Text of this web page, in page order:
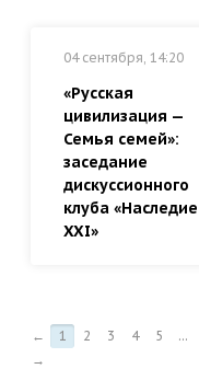
04 сентября, 14:20
«Русская
цивилизация —
Семья семей»:
заседание
дискуссионного
клуба «Наследие
XXI»
← 1 2 3 4 5
...
→